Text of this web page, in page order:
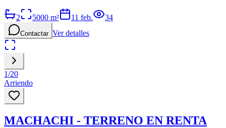
2 5000 m² 11 feb. 34
Contactar Ver detalles
1/20
Arriendo
MACHACHI - TERRENO EN RENTA